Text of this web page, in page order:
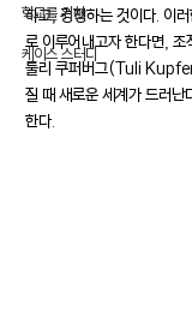
학교를 위한
케이스 스터디
하고, 경쟁하는 것이다. 이
로 이루어내고자 한다면,
툴리 쿠퍼버그(Tuli
질 때 새로운 세계가 드러난
한다.